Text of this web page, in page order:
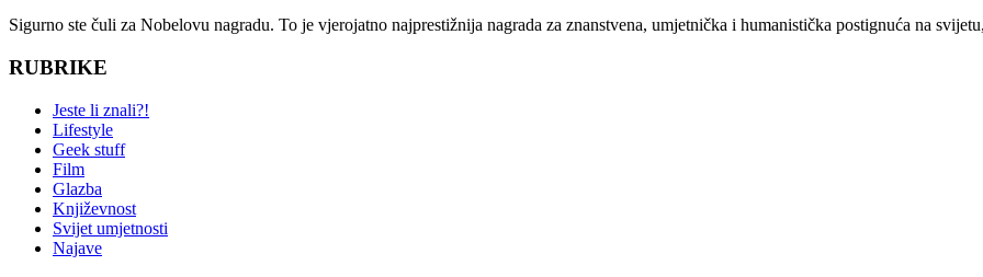
Sigurno ste čuli za Nobelovu nagradu. To je vjerojatno najprestižnija nagrada za znanstvena, umjetnička i humanistička postignuća na
RUBRIKE
Jeste li znali?!
Lifestyle
Geek stuff
Film
Glazba
Književnost
Svijet umjetnosti
Najave